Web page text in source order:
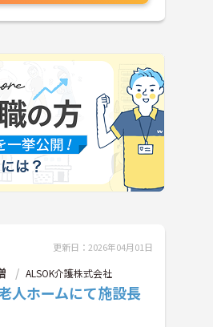
更新日：2026年04月01日
ALSOK介護株式会社
人ホームにて施設長